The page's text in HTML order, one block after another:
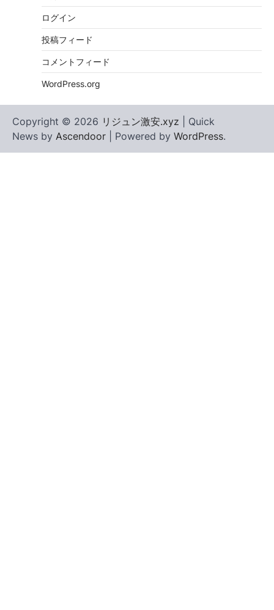
ログイン
投稿フィード
コメントフィード
WordPress.org
Copyright © 2026 リジュン激安.xyz | Quick
News by Ascendoor | Powered by WordPress.